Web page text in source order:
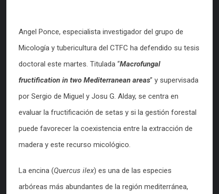
Angel Ponce, especialista investigador del grupo de
Micología y tubericultura del CTFC ha defendido su tesis
doctoral este martes. Titulada “Macrofungal
fructification in two Mediterranean areas” y supervisada
por Sergio de Miguel y Josu G. Alday, se centra en
evaluar la fructificación de setas y si la gestión forestal
puede favorecer la coexistencia entre la extracción de
madera y este recurso micológico.
La encina (Quercus ilex) es una de las especies
arbóreas más abundantes de la región mediterránea,